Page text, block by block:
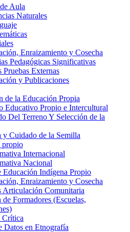
Aula
Naturales
Enraizamiento y Cosecha
Pedagógicas Significativas
Pruebas Externas
y Publicaciones
de la Educación Propia
Educativo Propio e Intercultural
Del Terreno Y Selección de la
y Cuidado de la Semilla
propio
Internacional
Nacional
Educación Indígena Propio
Enraizamiento y Cosecha
Articulación Comunitaria
Formadores (Escuelas,
Crítica
Datos en Etnografía